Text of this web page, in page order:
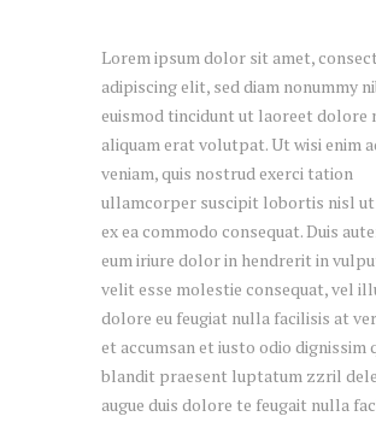
Lorem ipsum dolor sit amet,
adipiscing elit, sed diam nonummy
euismod tincidunt ut laoreet dolore
aliquam erat volutpat. Ut wisi enim
veniam, quis nostrud exerci tation
ullamcorper suscipit lobortis nisl
ex ea commodo consequat. Duis
eum iriure dolor in hendrerit in
velit esse molestie consequat, vel
dolore eu feugiat nulla facilisis at
et accumsan et iusto odio dignissim
blandit praesent luptatum zzril
augue duis dolore te feugait nulla